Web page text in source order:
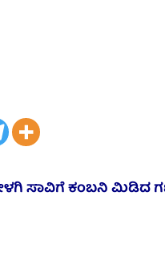
ಸಾವಿಗೆ ಕಂಬನಿ ಮಿಡಿದ